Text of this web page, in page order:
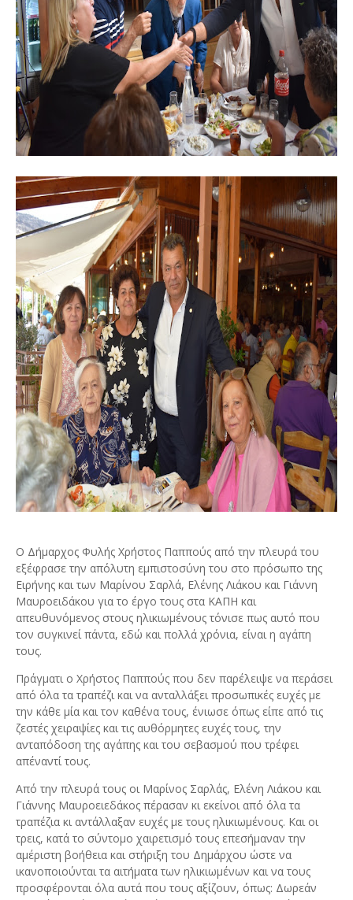
Ο Δήμαρχος Φυλής Χρήστος Παππούς από την πλευρά του
εξέφρασε την απόλυτη εμπιστοσύνη του στο πρόσωπο της
Ειρήνης και των Μαρίνου Σαρλά, Ελένης Λιάκου και Γιάννη
Μαυροειδάκου για το έργο τους στα ΚΑΠΗ και
απευθυνόμενος στους ηλικιωμένους τόνισε πως αυτό που
τον συγκινεί πάντα, εδώ και πολλά χρόνια, είναι η αγάπη
τους.
Πράγματι ο Χρήστος Παππούς που δεν παρέλειψε να περάσει
από όλα τα τραπέζι και να ανταλλάξει προσωπικές ευχές με
την κάθε μία και τον καθένα τους, ένιωσε όπως είπε από τις
ζεστές χειραψίες και τις αυθόρμητες ευχές τους, την
ανταπόδοση της αγάπης και του σεβασμού που τρέφει
απέναντί τους.
Από την πλευρά τους οι Μαρίνος Σαρλάς, Ελένη Λιάκου και
Γιάννης Μαυροειεδάκος πέρασαν κι εκείνοι από όλα τα
τραπέζια κι αντάλλαξαν ευχές με τους ηλικιωμένους. Και οι
τρεις, κατά το σύντομο χαιρετισμό τους επεσήμαναν την
αμέριστη βοήθεια και στήριξη του Δημάρχου ώστε να
ικανοποιούνται τα αιτήματα των ηλικιωμένων και να τους
προσφέρονται όλα αυτά που τους αξίζουν, όπως: Δωρεάν